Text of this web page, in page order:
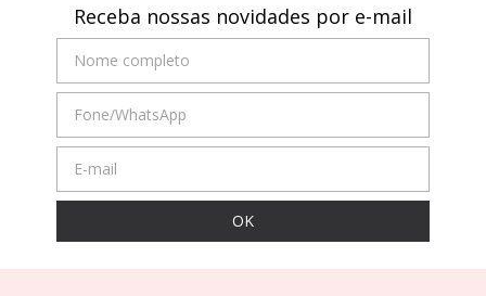
Receba nossas novidades por e-mail